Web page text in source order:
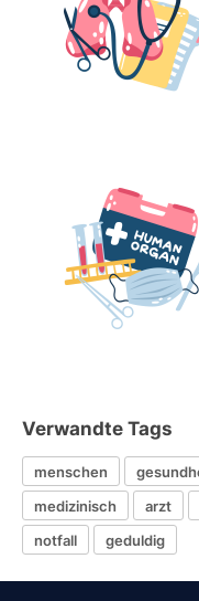
Verwandte Tags
menschen
medizinisch
arzt
notfall
geduldig